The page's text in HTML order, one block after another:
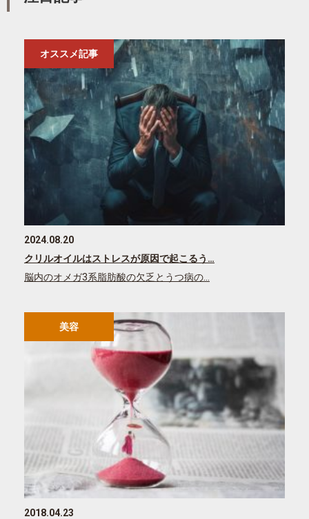
オススメ記事
2024.08.20
クリルオイルはストレスが原因で起こるう…
脳内のオメガ3系脂肪酸の欠乏とうつ病の…
美容
2018.04.23